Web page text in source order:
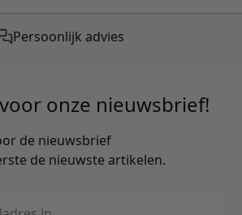
Persoonlijk advies
onze nieuwsbrief!
de nieuwsbrief
de nieuwste artikelen.